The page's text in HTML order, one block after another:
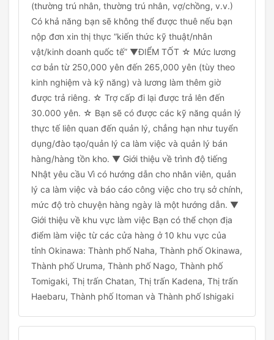
(thường trú nhân, thường trú nhân, vợ/chồng, v.v.)
Có khả năng bạn sẽ không thể được thuê nếu bạn
nộp đơn xin thị thực “kiến thức kỹ thuật/nhân
vật/kinh doanh quốc tế” ▼ĐIỂM TỐT ☆ Mức lương
cơ bản từ 250,000 yên đến 265,000 yên (tùy theo
kinh nghiệm và kỹ năng) và lương làm thêm giờ
được trả riêng. ☆ Trợ cấp đi lại được trả lên đến
30.000 yên. ☆ Bạn sẽ có được các kỹ năng quản lý
thực tế liên quan đến quản lý, chẳng hạn như tuyển
dụng/đào tạo/quản lý ca làm việc và quản lý bán
hàng/hàng tồn kho. ▼ Giới thiệu về trình độ tiếng
Nhật yêu cầu Vì có hướng dẫn cho nhân viên, quản
lý ca làm việc và báo cáo công việc cho trụ sở chính,
mức độ trò chuyện hàng ngày là một hướng dẫn. ▼
Giới thiệu về khu vực làm việc Bạn có thể chọn địa
điểm làm việc từ các cửa hàng ở 10 khu vực của
tỉnh Okinawa: Thành phố Naha, Thành phố Okinawa,
Thành phố Uruma, Thành phố Nago, Thành phố
Tomigaki, Thị trấn Chatan, Thị trấn Kadena, Thị trấn
Haebaru, Thành phố Itoman và Thành phố Ishigaki